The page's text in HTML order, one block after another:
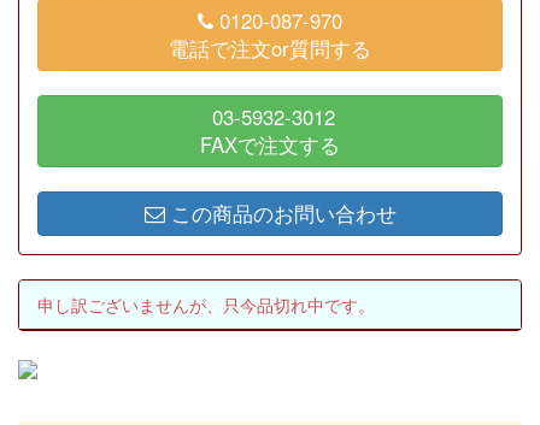
0120-087-970
電話で注文or質問する
03-5932-3012
FAXで注文する
この商品のお問い合わせ
申し訳ございませんが、只今品切れ中です。